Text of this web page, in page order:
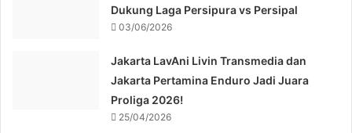
Dukung Laga Persipura vs Persipal
03/06/2026
Jakarta LavAni Livin Transmedia dan
Jakarta Pertamina Enduro Jadi Juara
Proliga 2026!
25/04/2026